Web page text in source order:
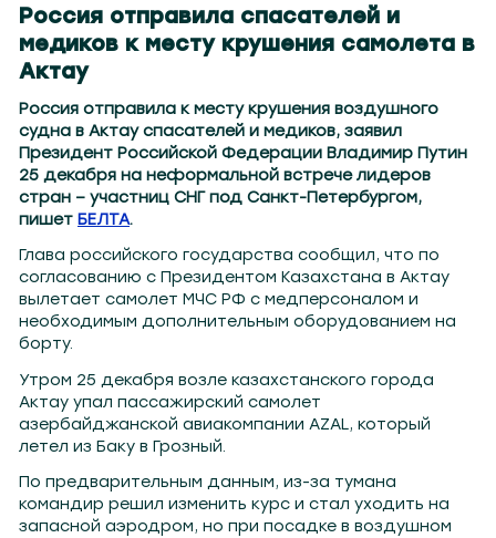
104.2Могилев 107.8 Гомель 101.7 Барановичи 98.4Пинск 103.2Бобруйск 103.6
Россия отправила спасателей и
медиков к месту крушения самолета в
Актау
Россия отправила к месту крушения воздушного
судна в Актау спасателей и медиков, заявил
Президент Российской Федерации Владимир Путин
25 декабря на неформальной встрече лидеров
стран – участниц СНГ под Санкт-Петербургом,
пишет БЕЛТА.
Глава российского государства сообщил, что по
согласованию с Президентом Казахстана в Актау
вылетает самолет МЧС РФ с медперсоналом и
необходимым дополнительным оборудованием на
борту.
Утром 25 декабря возле казахстанского города
Актау упал пассажирский самолет
азербайджанской авиакомпании AZAL, который
летел из Баку в Грозный.
По предварительным данным, из-за тумана
командир решил изменить курс и стал уходить на
запасной аэродром, но при посадке в воздушном